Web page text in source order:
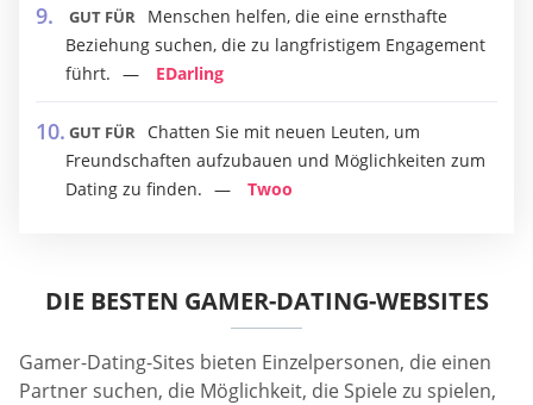
GUT FÜR
Menschen helfen, die eine ernsthafte
Beziehung suchen, die zu langfristigem Engagement
führt.
EDarling
GUT FÜR
Chatten Sie mit neuen Leuten, um
Freundschaften aufzubauen und Möglichkeiten zum
Dating zu finden.
Twoo
DIE BESTEN GAMER-DATING-WEBSITES
Gamer-Dating-Sites bieten Einzelpersonen, die einen
Partner suchen, die Möglichkeit, die Spiele zu spielen,